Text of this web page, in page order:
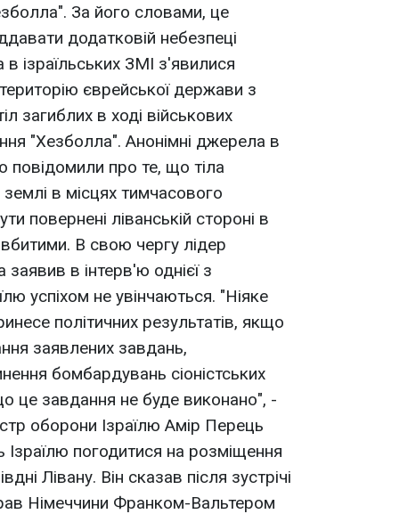
За його словами, це
додатковій небезпеці
в ізраїльських ЗМІ з'явилися
єврейської держави з
загиблих в ході військових
"Хезболла". Анонімні джерела в
повідомили про те, що тіла
в місцях тимчасового
повернені ліванській стороні в
В свою чергу лідер
в інтерв'ю однієї з
успіхом не увінчаються. "Ніяке
політичних результатів, якщо
заявлених завдань,
бомбардувань сіоністських
це завдання не буде виконано", -
оборони Ізраїлю Амір Перець
Ізраїлю погодитися на розміщення
Лівану. Він сказав після зустрічі
Німеччини Франком-Вальтером